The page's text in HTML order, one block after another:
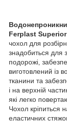
Ferplast
чохол для
знадобиться для
подорожі,
виготовлений із
тканини та
і на верхній
які легко
Чохол кріпиться
еластичних